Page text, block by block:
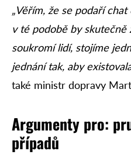
„Věřím, že se podaří
v té podobě by skutečně
soukromí lidí, stojíme
jednání tak, aby
také ministr dopravy
Argumenty pro:
případů